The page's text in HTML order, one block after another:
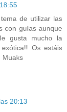
de utilizar las
con guías aunque
gusta mucho la
Os estáis
Muaks
20:13